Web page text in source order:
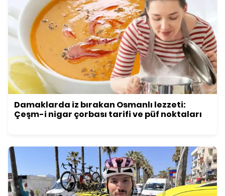
Damaklarda iz bırakan Osmanlı lezzeti:
Çeşm-i nigar çorbası tarifi ve püf noktaları